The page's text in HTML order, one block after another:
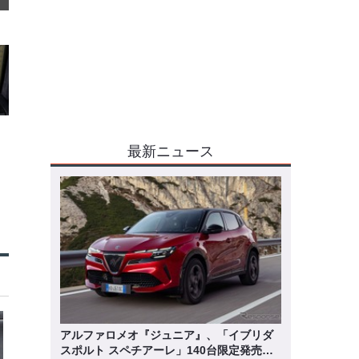
最新ニュース
アルファロメオ『ジュニア』、「イブリダ
スポルト スペチアーレ」140台限定発売…